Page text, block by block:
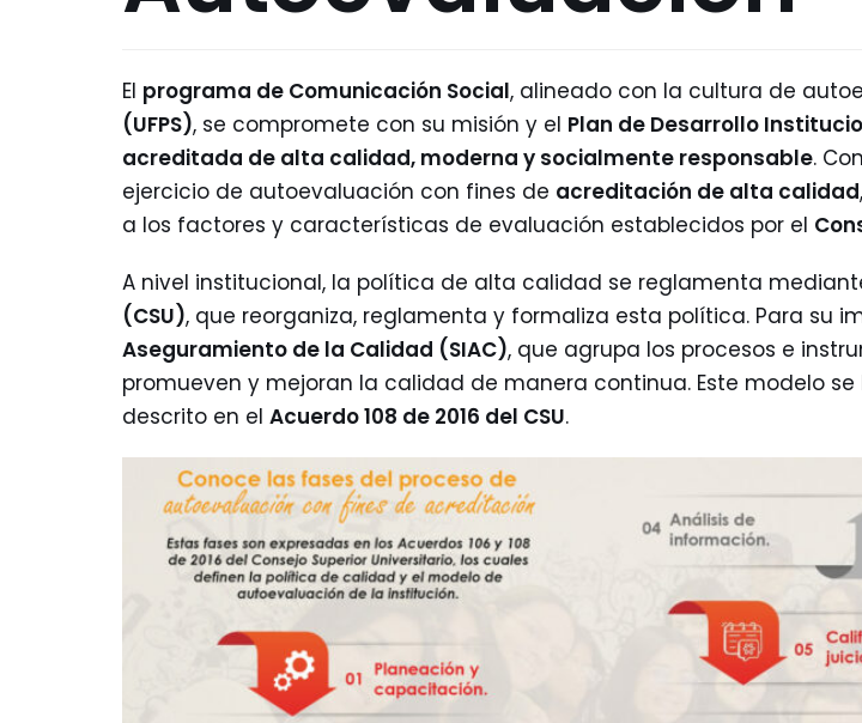
El programa de Comunicación Social, alineado con la cultura de
(UFPS), se compromete con su misión y el Plan de Desarrollo
acreditada de alta calidad, moderna y socialmente responsable.
ejercicio de autoevaluación con fines de acreditación de alta calidad
a los factores y características de evaluación establecidos por el
A nivel institucional, la política de alta calidad se reglamenta
(CSU), que reorganiza, reglamenta y formaliza esta política. Para su
Aseguramiento de la Calidad (SIAC), que agrupa los procesos e
promueven y mejoran la calidad de manera continua. Este modelo
descrito en el Acuerdo 108 de 2016 del CSU.